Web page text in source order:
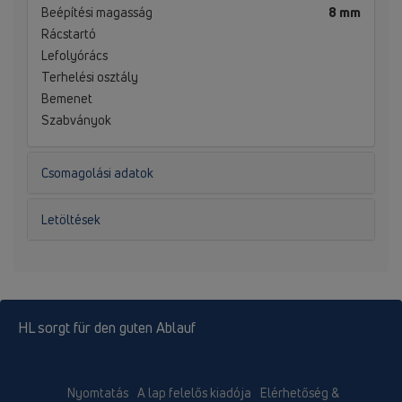
Beépítési magasság
8 mm
Rácstartó
Lefolyórács
Terhelési osztály
Bemenet
Szabványok
Csomagolási adatok
Letöltések
HL sorgt für den guten Ablauf
Nyomtatás A lap felelős kiadója Elérhetőség &